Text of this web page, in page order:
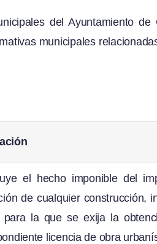
del Ayuntamiento
municipales
el hecho imponible del
de cualquier construcción,
para la que se exija la
licencia de obra